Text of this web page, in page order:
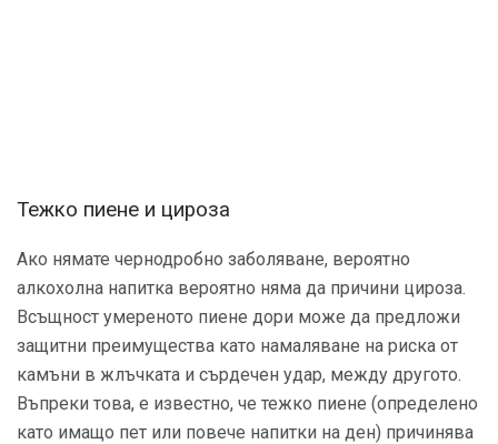
Тежко пиене и цироза
Ако нямате чернодробно заболяване, вероятно
алкохолна напитка вероятно няма да причини цироза.
Всъщност умереното пиене дори може да предложи
защитни преимущества като намаляване на риска от
камъни в жлъчката и сърдечен удар, между другото.
Въпреки това, е известно, че тежко пиене (определено
като имащо пет или повече напитки на ден) причинява